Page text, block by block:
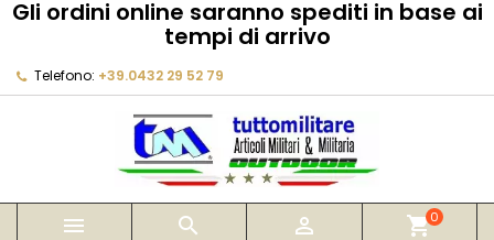
Gli ordini online saranno spediti in base ai
tempi di arrivo
Telefono: +39.0432 29 52 79
   shopping_cart0
My wishlists
add_circle_outline Create new list
Crea lista dei desideri
Annulla Crea lista dei desideri
Devi avere effettuato l'accesso per salvare dei
prodotti nella tua lista dei desideri.
Annulla